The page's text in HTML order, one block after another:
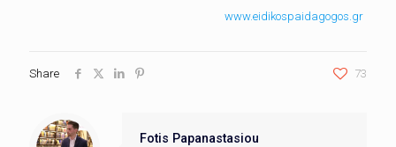
www.eidikospaidagogos.gr
Share 73
Fotis Papanastasiou